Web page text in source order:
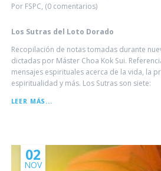
Por FSPC, (0 comentarios)
Los Sutras del Loto Dorado
Recopilación de notas tomadas durante
dictadas por Máster Choa Kok Sui.
mensajes espirituales acerca de la vida, la
espiritualidad y más. Los Sutras son siete:
LEER MÁS...
02
NOV